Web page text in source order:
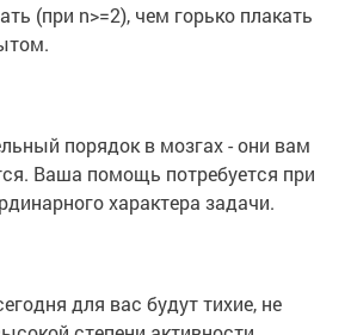
(при n>=2), чем горько плакать
порядок в мозгах - они вам
Ваша помощь потребуется при
характера задачи.
для вас будут тихие, не